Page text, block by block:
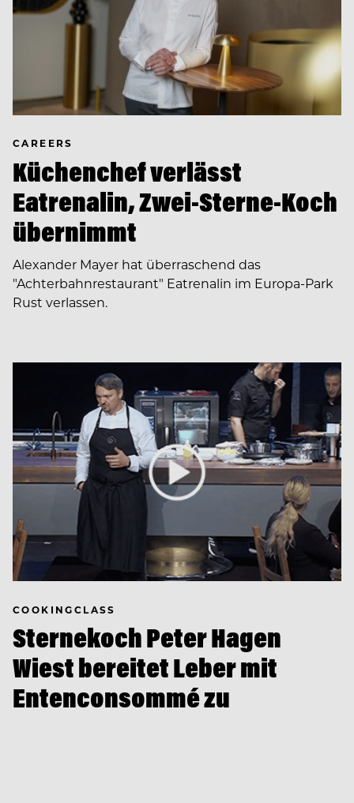
CAREERS
Küchenchef verlässt
Eatrenalin, Zwei-Sterne-Koch
übernimmt
Alexander Mayer hat überraschend das
"Achterbahnrestaurant" Eatrenalin im Europa-Park
Rust verlassen.
COOKINGCLASS
Sternekoch Peter Hagen
Wiest bereitet Leber mit
Entenconsommé zu